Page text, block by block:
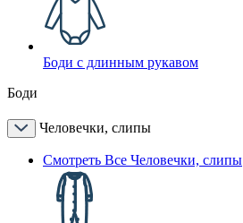
Боди с длинным рукавом
Боди
Человечки, слипы
Смотреть Все Человечки, слипы